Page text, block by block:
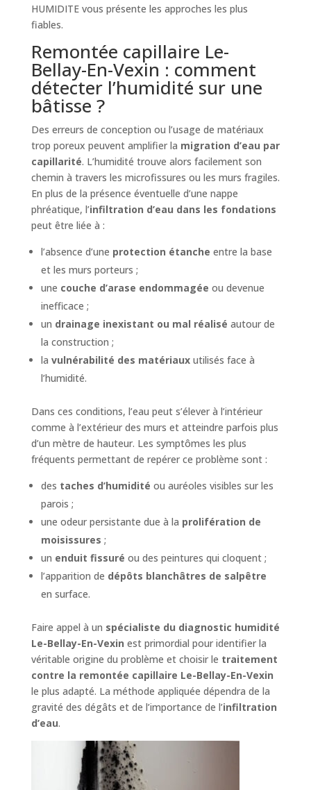
HUMIDITE vous présente les approches les plus
fiables.
Remontée capillaire Le-
Bellay-En-Vexin : comment
détecter l’humidité sur une
bâtisse ?
Des erreurs de conception ou l’usage de matériaux
trop poreux peuvent amplifier la migration d’eau par
capillarité. L’humidité trouve alors facilement son
chemin à travers les microfissures ou les murs fragiles.
En plus de la présence éventuelle d’une nappe
phréatique, l’infiltration d’eau dans les fondations
peut être liée à :
l’absence d’une protection étanche entre la base
et les murs porteurs ;
une couche d’arase endommagée ou devenue
inefficace ;
un drainage inexistant ou mal réalisé autour de
la construction ;
la vulnérabilité des matériauxutilisés face à
l’humidité.
Dans ces conditions, l’eau peut s’élever à l’intérieur
comme à l’extérieur des murs et atteindre parfois plus
d’un mètre de hauteur. Les symptômes les plus
fréquents permettant de repérer ce problème sont :
des taches d’humidité ou auréoles visibles sur les
parois ;
une odeur persistante due à la prolifération de
moisissures ;
un enduit fissuré ou des peintures qui cloquent ;
l’apparition de dépôts blanchâtres de salpêtre
en surface.
Faire appel à un spécialiste du diagnostic humidité
Le-Bellay-En-Vexin est primordial pour identifier la
véritable origine du problème et choisir le traitement
contre la remontée capillaire Le-Bellay-En-Vexin
le plus adapté. La méthode appliquée dépendra de la
gravité des dégâts et de l’importance de l’infiltration
d’eau.